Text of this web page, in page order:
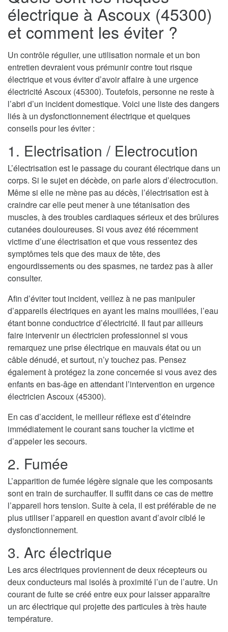
électrique à Ascoux (45300)
et comment les éviter ?
Un contrôle régulier, une utilisation normale et un bon
entretien devraient vous prémunir contre tout risque
électrique et vous éviter d’avoir affaire à une urgence
électricité Ascoux (45300). Toutefois, personne ne reste à
l’abri d’un incident domestique. Voici une liste des dangers
liés à un dysfonctionnement électrique et quelques
conseils pour les éviter :
1. Electrisation / Electrocution
L’électrisation est le passage du courant électrique dans un
corps. Si le sujet en décède, on parle alors d’électrocution.
Même si elle ne mène pas au décès, l’électrisation est à
craindre car elle peut mener à une tétanisation des
muscles, à des troubles cardiaques sérieux et des brûlures
cutanées douloureuses. Si vous avez été récemment
victime d’une électrisation et que vous ressentez des
symptômes tels que des maux de tête, des
engourdissements ou des spasmes, ne tardez pas à aller
consulter.
Afin d’éviter tout incident, veillez à ne pas manipuler
d’appareils électriques en ayant les mains mouillées, l’eau
étant bonne conductrice d’électricité. Il faut par ailleurs
faire intervenir un électricien professionnel si vous
remarquez une prise électrique en mauvais état ou un
câble dénudé, et surtout, n’y touchez pas. Pensez
également à protégez la zone concernée si vous avez des
enfants en bas-âge en attendant l’intervention en urgence
électricien Ascoux (45300).
En cas d’accident, le meilleur réflexe est d’éteindre
immédiatement le courant sans toucher la victime et
d’appeler les secours.
2. Fumée
L’apparition de fumée légère signale que les composants
sont en train de surchauffer. Il suffit dans ce cas de mettre
l’appareil hors tension. Suite à cela, il est préférable de ne
plus utiliser l’appareil en question avant d’avoir ciblé le
dysfonctionnement.
3. Arc électrique
Les arcs électriques proviennent de deux récepteurs ou
deux conducteurs mal isolés à proximité l’un de l’autre. Un
courant de fuite se créé entre eux pour laisser apparaître
un arc électrique qui projette des particules à très haute
température.